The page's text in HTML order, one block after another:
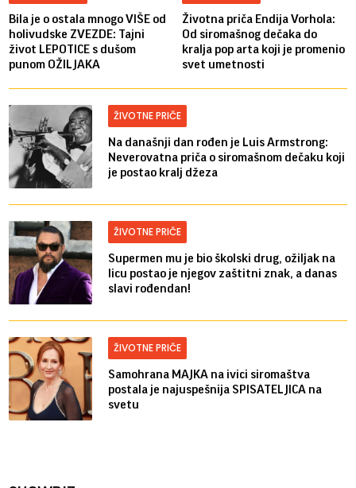
Bila je o ostala mnogo VIŠE od
holivudske ZVEZDE: Tajni
život LEPOTICE s dušom
punom OŽILJAKA
Životna priča Endija Vorhola:
Od siromašnog dečaka do
kralja pop arta koji je promenio
svet umetnosti
ŽIVOTNE PRIČE
Na današnji dan rođen je Luis Armstrong:
Neverovatna priča o siromašnom dečaku koji
je postao kralj džeza
ŽIVOTNE PRIČE
Supermen mu je bio školski drug, ožiljak na
licu postao je njegov zaštitni znak, a danas
slavi rođendan!
ŽIVOTNE PRIČE
Samohrana MAJKA na ivici siromaštva
postala je najuspešnija SPISATELJICA na
svetu